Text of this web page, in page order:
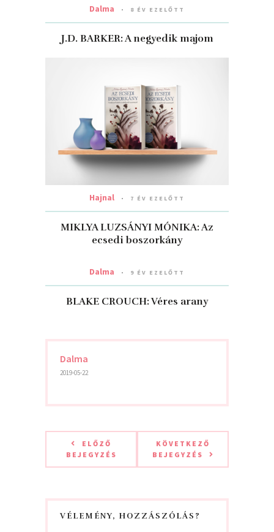
Dalma 8 ÉV EZELŐTT
J.D. BARKER: A ​negyedik majom
Hajnal 7 ÉV EZELŐTT
MIKLYA LUZSÁNYI MÓNIKA: Az
ecsedi boszorkány
Dalma 9 ÉV EZELŐTT
BLAKE CROUCH: Véres arany
Dalma
2019-05-22
ELŐZŐ
BEJEGYZÉS
KÖVETKEZŐ
BEJEGYZÉS
VÉLEMÉNY, HOZZÁSZÓLÁS?